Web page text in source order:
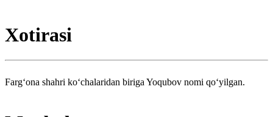
Xotirasi
Fargʻona shahri koʻchalaridan biriga Yoqubov nomi qoʻyilgan.